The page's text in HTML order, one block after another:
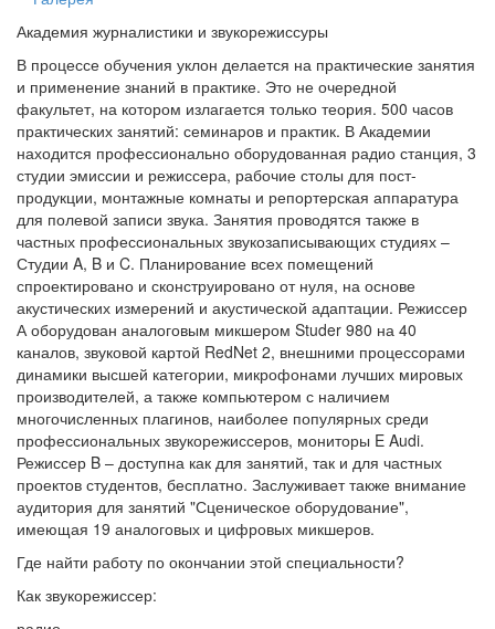
Академия журналистики и звукорежиссуры
В процессе обучения уклон делается на практические занятия
и применение знаний в практике. Это не очередной
факультет, на котором излагается только теория. 500 часов
практических занятий: семинаров и практик. В Академии
находится профессионально оборудованная радио станция, 3
студии эмиссии и режиссера, рабочие столы для пост-
продукции, монтажные комнаты и репортерская аппаратура
для полевой записи звука. Занятия проводятся также в
частных профессиональных звукозаписывающих студиях –
Студии A, B и C. Планирование всех помещений
спроектировано и сконструировано от нуля, на основе
акустических измерений и акустической адаптации. Режиссер
А оборудован аналоговым микшером Studer 980 на 40
каналов, звуковой картой RedNet 2, внешними процессорами
динамики высшей категории, микрофонами лучших мировых
производителей, а также компьютером с наличием
многочисленных плагинов, наиболее популярных среди
профессиональных звукорежиссеров, мониторы E Audi.
Режиссер B – доступна как для занятий, так и для частных
проектов студентов, бесплатно. Заслуживает также внимание
аудитория для занятий "Сценическое оборудование",
имеющая 19 аналоговых и цифровых микшеров.
Где найти работу по окончании этой специальности?
Как звукорежиссер: